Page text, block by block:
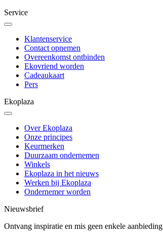
Service
Klantenservice
Contact opnemen
Overeenkomst ontbinden
Ekovriend worden
Cadeaukaart
Pers
Ekoplaza
Over Ekoplaza
Onze principes
Keurmerken
Duurzaam ondernemen
Winkels
Ekoplaza in het nieuws
Werken bij Ekoplaza
Ondernemer worden
Nieuwsbrief
Ontvang inspiratie en mis geen enkele aanbieding